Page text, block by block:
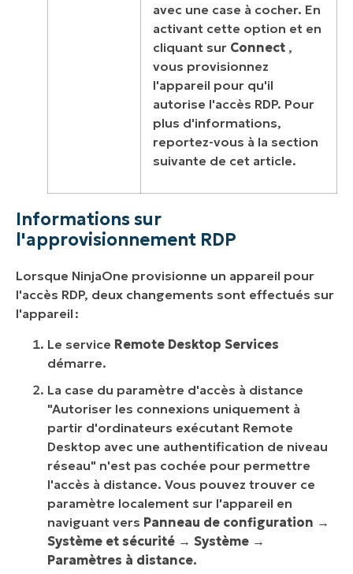
avec une case à cocher. En
activant cette option et en
cliquant sur Connect ,
vous provisionnez
l'appareil pour qu'il
autorise l'accès RDP. Pour
plus d'informations,
reportez-vous à la section
suivante de cet article.
Informations sur
l'approvisionnement RDP
Lorsque NinjaOne provisionne un appareil pour
l'accès RDP, deux changements sont effectués sur
l'appareil :
Le service Remote Desktop Services
démarre.
La case du paramètre d'accès à distance
"Autoriser les connexions uniquement à
partir d'ordinateurs exécutant Remote
Desktop avec une authentification de niveau
réseau" n'est pas cochée pour permettre
l'accès à distance. Vous pouvez trouver ce
paramètre localement sur l'appareil en
naviguant vers Panneau de configuration →
Système et sécurité → Système →
Paramètres à distance.